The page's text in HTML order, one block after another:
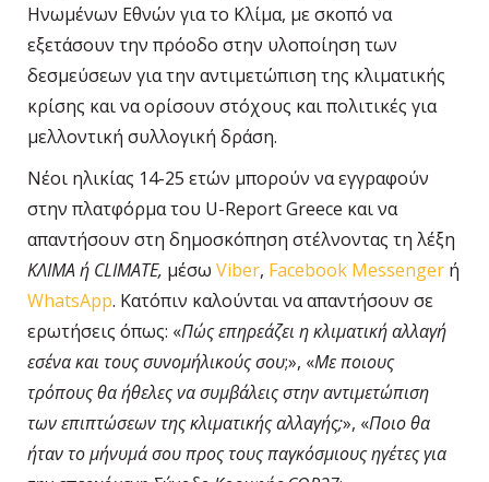
Ηνωμένων Εθνών για το Κλίμα, με σκοπό να
εξετάσουν την πρόοδο στην υλοποίηση των
δεσμεύσεων για την αντιμετώπιση της κλιματικής
κρίσης και να ορίσουν στόχους και πολιτικές για
μελλοντική συλλογική δράση.
Νέοι ηλικίας 14-25 ετών μπορούν να εγγραφούν
στην πλατφόρμα του U-Report Greece και να
απαντήσουν στη δημοσκόπηση στέλνοντας τη λέξη
ΚΛΙΜΑ ή CLIMATE, μέσω Viber, Facebook Messenger ή
WhatsApp. Κατόπιν καλούνται να απαντήσουν σε
ερωτήσεις όπως: «Πώς επηρεάζει η κλιματική αλλαγή
εσένα και τους συνομήλικούς σου;», «Με ποιους
τρόπους θα ήθελες να συμβάλεις στην αντιμετώπιση
των επιπτώσεων της κλιματικής αλλαγής;», «Ποιο θα
ήταν το μήνυμά σου προς τους παγκόσμιους ηγέτες για